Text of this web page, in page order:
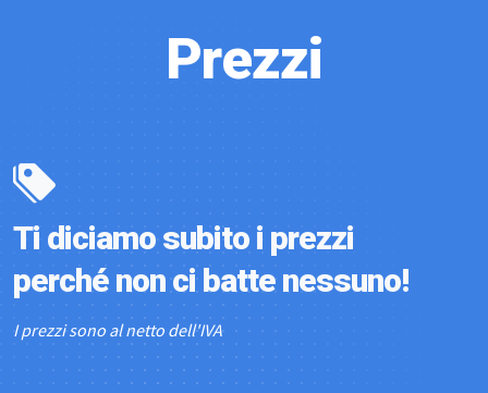
Prezzi
Ti diciamo subito i prezzi
perché non ci batte nessuno!
I prezzi sono al netto dell'IVA